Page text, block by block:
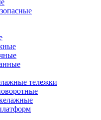
тележки